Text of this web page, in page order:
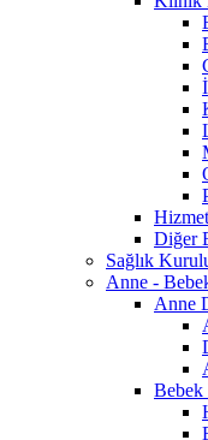
Diğer
Sağlık
Anne -
Anne
Bebek